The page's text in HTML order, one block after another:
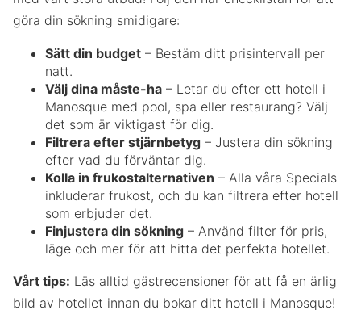
göra din sökning smidigare:
Sätt din budget – Bestäm ditt prisintervall per
natt.
Välj dina måste-ha – Letar du efter ett hotell i
Manosque med pool, spa eller restaurang? Välj
det som är viktigast för dig.
Filtrera efter stjärnbetyg – Justera din sökning
efter vad du förväntar dig.
Kolla in frukostalternativen – Alla våra Specials
inkluderar frukost, och du kan filtrera efter hotell
som erbjuder det.
Finjustera din sökning – Använd filter för pris,
läge och mer för att hitta det perfekta hotellet.
Vårt tips: Läs alltid gästrecensioner för att få en ärlig
bild av hotellet innan du bokar ditt hotell i Manosque!